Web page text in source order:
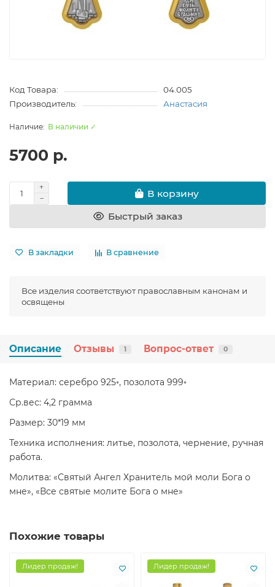
Код Товара:
04.005
Производитель:
Анастасия
В наличии ✓
5700 р.
В корзину
Быстрый заказ
В закладки В сравнение
Все изделия соответствуют православным канонам и
освящены
Описание Отзывы 1 Вопрос-ответ 0
Материал: серебро 925◦, позолота 999◦
Ср.вес: 4,2 грамма
Размер: 30*19 мм
Техника исполнения: литье, позолота, чернение, ручная
работа.
Молитва: «Святый Ангел Хранитель мой моли Бога о
мне», «Все святые молите Бога о мне»
Похожие товары
Лидер продаж! Лидер продаж!